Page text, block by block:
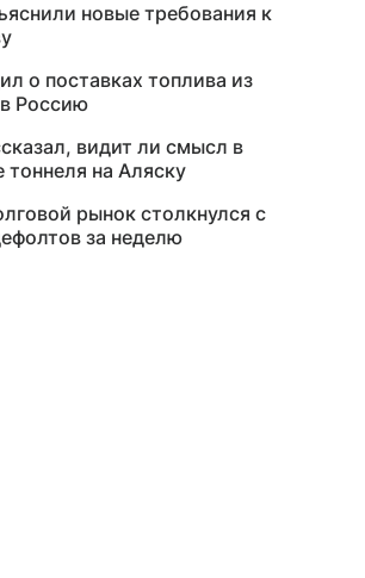
новые требования к
о поставках топлива из
Россию
видит ли смысл в
тоннеля на Аляску
рынок столкнулся с
за неделю